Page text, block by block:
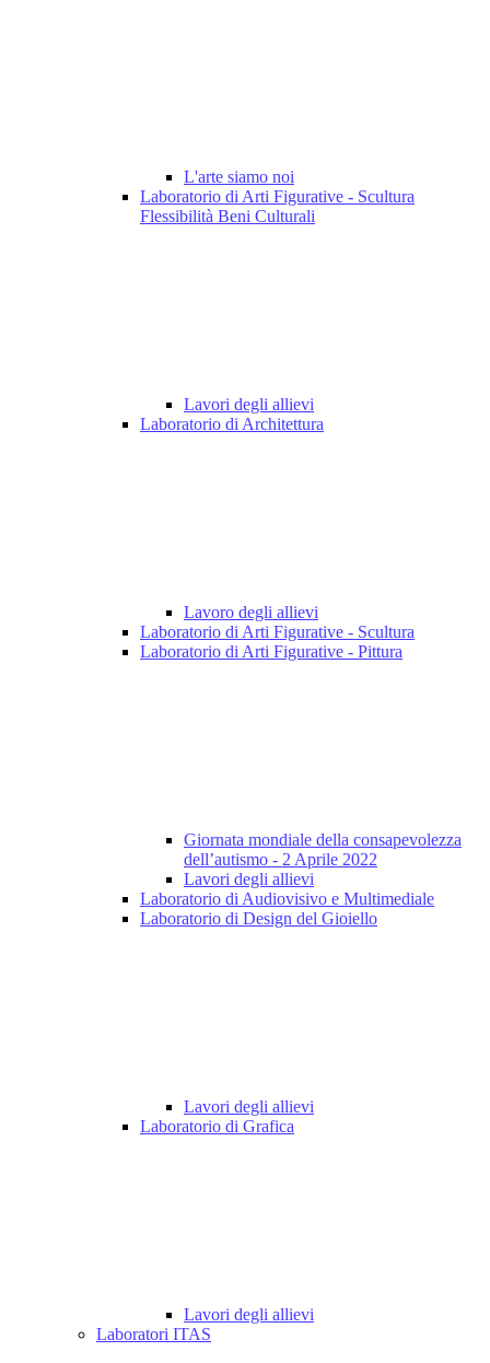
L'arte siamo noi
Laboratorio di Arti Figurative - Scultura
Flessibilità Beni Culturali
Lavori degli allievi
Laboratorio di Architettura
Lavoro degli allievi
Laboratorio di Arti Figurative - Scultura
Laboratorio di Arti Figurative - Pittura
Giornata mondiale della consapevolezza
dell’autismo - 2 Aprile 2022
Lavori degli allievi
Laboratorio di Audiovisivo e Multimediale
Laboratorio di Design del Gioiello
Lavori degli allievi
Laboratorio di Grafica
Lavori degli allievi
Laboratori ITAS